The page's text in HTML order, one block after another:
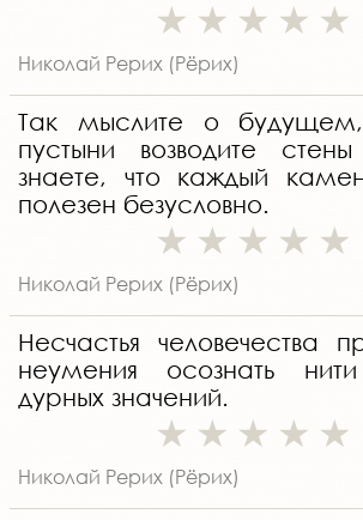
Николай Рерих (Рёрих)
Так мыслите о
пустыни возводите
знаете, что каждый
полезен безусловно.
Николай Рерих (Рёрих)
Несчастья человечества
неумения осознать
дурных значений.
Николай Рерих (Рёрих)